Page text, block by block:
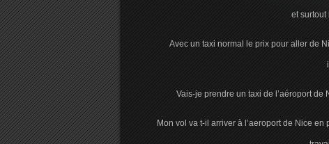
et surtout
Avec un taxi normal le prix pour aller de
Vais-je prendre un taxi de l’aéroport
Mon vol va t-il arriver à l’aeroport de Nice